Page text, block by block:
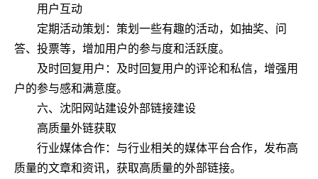
用户互动
定期活动策划：策划一些有趣的活动，如抽奖、问
答、投票等，增加用户的参与度和活跃度。
及时回复用户：及时回复用户的评论和私信，增强用
户的参与感和满意度。
六、沈阳网站建设外部链接建设
高质量外链获取
行业媒体合作：与行业相关的媒体平台合作，发布高
质量的文章和资讯，获取高质量的外部链接。